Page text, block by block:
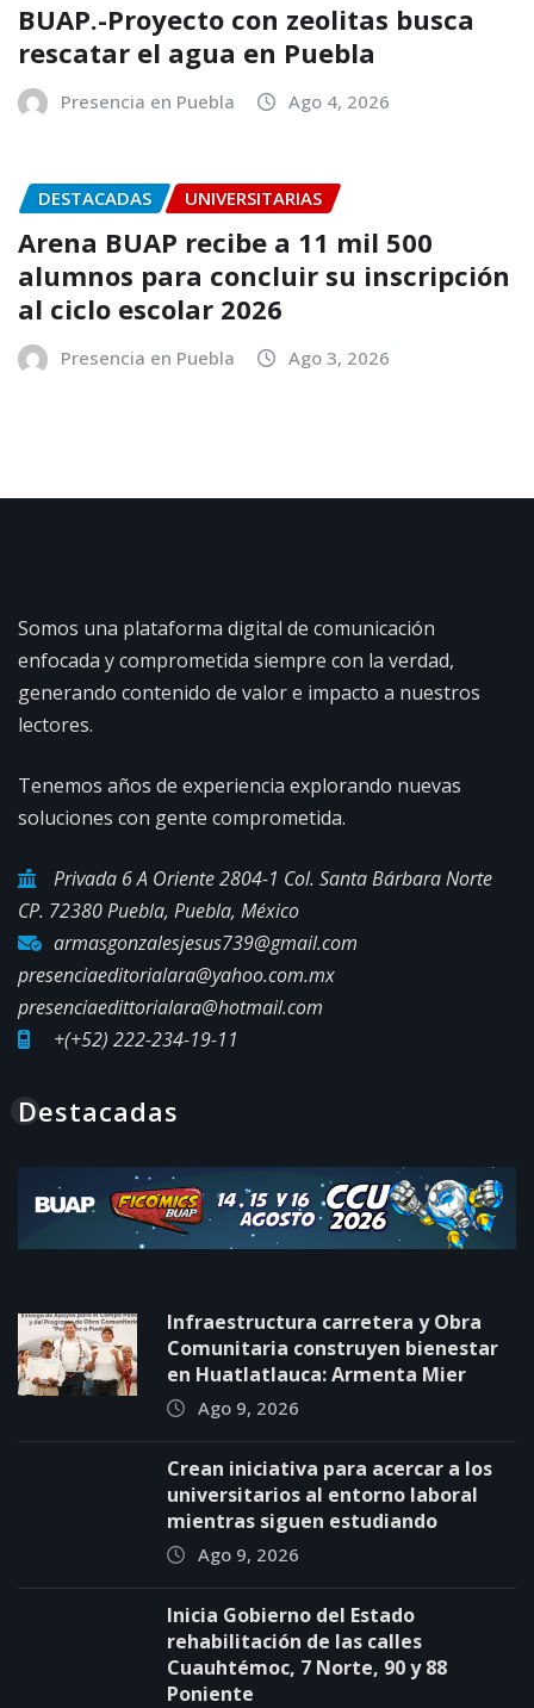
BUAP.-Proyecto con zeolitas busca
rescatar el agua en Puebla
Presencia en Puebla Ago 4, 2026
DESTACADAS UNIVERSITARIAS
Arena BUAP recibe a 11 mil 500
alumnos para concluir su inscripción
al ciclo escolar 2026
Presencia en Puebla Ago 3, 2026
Somos una plataforma digital de comunicación
enfocada y comprometida siempre con la verdad,
generando contenido de valor e impacto a nuestros
lectores.
Tenemos años de experiencia explorando nuevas
soluciones con gente comprometida.
Privada 6 A Oriente 2804-1 Col. Santa Bárbara Norte
CP. 72380 Puebla, Puebla, México
armasgonzalesjesus739@gmail.com
presenciaeditorialara@yahoo.com.mx
presenciaedittorialara@hotmail.com
+(+52) 222-234-19-11
Destacadas
Infraestructura carretera y Obra
Comunitaria construyen bienestar
en Huatlatlauca: Armenta Mier
Ago 9, 2026
Crean iniciativa para acercar a los
universitarios al entorno laboral
mientras siguen estudiando
Ago 9, 2026
Inicia Gobierno del Estado
rehabilitación de las calles
Cuauhtémoc, 7 Norte, 90 y 88
Poniente